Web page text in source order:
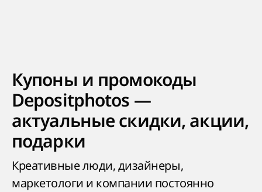
Купоны и промокоды
Depositphotos —
актуальные скидки, акции,
подарки
Креативные люди, дизайнеры,
маркетологи и компании постоянно